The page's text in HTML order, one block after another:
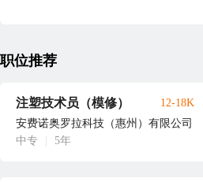
职位推荐
注塑技术员（模修）
安费诺奥罗拉科技（惠州）有限公司
中专
5年
12-18K